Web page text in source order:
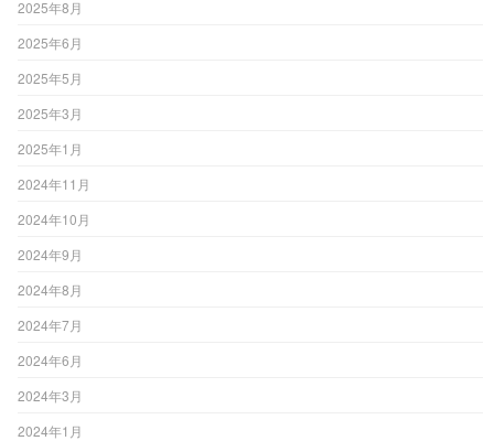
2025年8月
2025年6月
2025年5月
2025年3月
2025年1月
2024年11月
2024年10月
2024年9月
2024年8月
2024年7月
2024年6月
2024年3月
2024年1月